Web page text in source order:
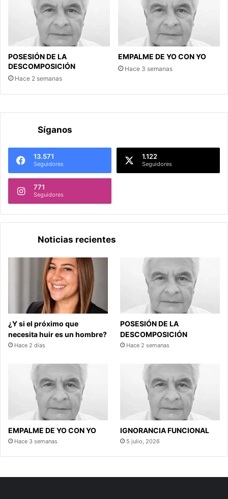
POSESIÓN DE LA
DESCOMPOSICIÓN
Hace 2 semanas
EMPALME DE YO CON YO
Hace 3 semanas
Síganos
13.571
Seguidores
1.122
Seguidores
771
Seguidores
Noticias recientes
¿Y si el próximo que
necesita huir es un hombre?
Hace 2 días
POSESIÓN DE LA
DESCOMPOSICIÓN
Hace 2 semanas
EMPALME DE YO CON YO
Hace 3 semanas
IGNORANCIA FUNCIONAL
5 julio, 2026